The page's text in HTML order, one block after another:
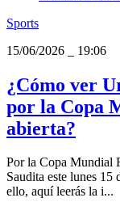
Sports
15/06/2026
19:06
¿Cómo ver
por la Copa
abierta?
Por la Copa Mundial
Saudita este lunes
ello, aquí leerás la i...